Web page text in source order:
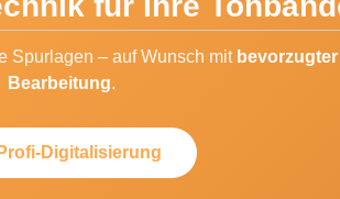
Spurlagen – auf Wunsch mit bevorzugter
Bearbeitung.
Digitalisierung